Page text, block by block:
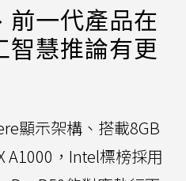
前一代產品在
智慧推論有更
顯示架構、搭載8GB
A1000，Intel標榜採用